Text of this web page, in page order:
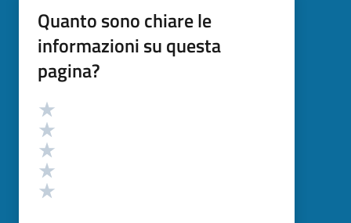
Quanto sono chiare le
informazioni su questa
pagina?
Valutazione